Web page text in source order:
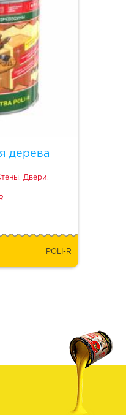
дерева
Двери,
POLI-R